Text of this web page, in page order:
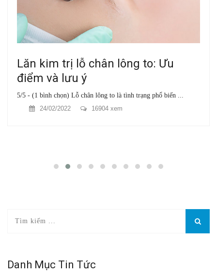
Lăn kim trị lỗ chân lông to: Ưu
điểm và lưu ý
5/5 - (1 bình chọn) Lỗ chân lông to là tình trạng phổ biến ...
24/02/2022
16904 xem
Danh Mục Tin Tức